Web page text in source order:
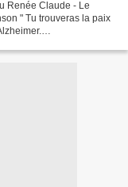
Renée Claude - Le
" Tu trouveras la paix